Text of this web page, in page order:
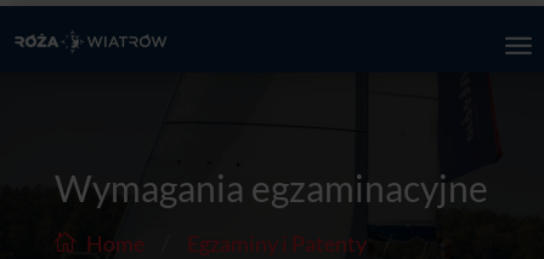
Wymagania egzaminacyjne
Home Egzaminy i Patenty